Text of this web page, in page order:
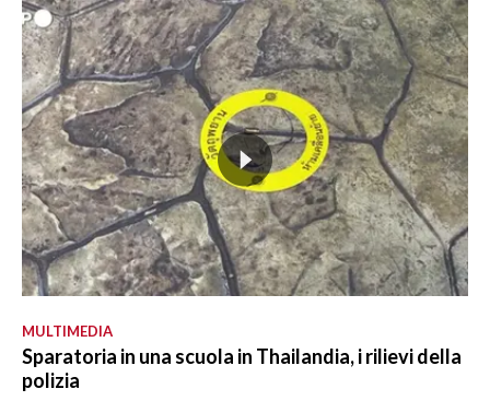
MULTIMEDIA
Sparatoria in una scuola in Thailandia, i rilievi della
polizia